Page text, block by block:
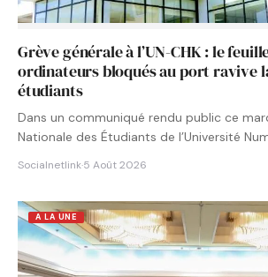
Grève générale à l’UN-CHK : le
ordinateurs bloqués au port ravive
étudiants
Dans un communiqué rendu public ce
Nationale des Étudiants de l’Université
Socialnetlink·5 Août 2026
A LA UNE